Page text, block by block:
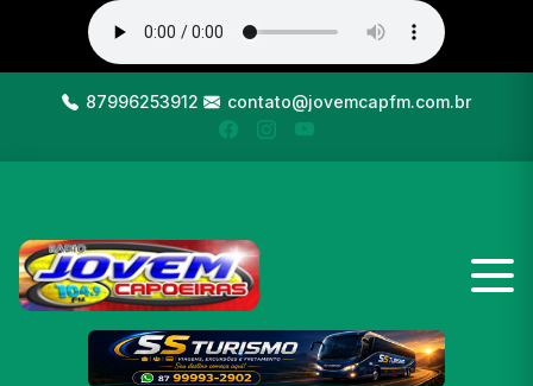
87996253912 contato@jovemcapfm.com.br